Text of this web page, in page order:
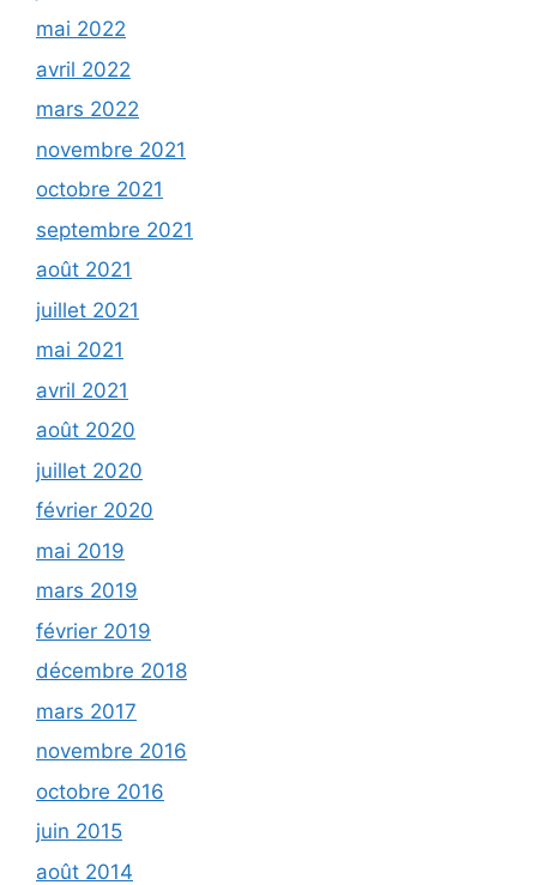
mai 2022
avril 2022
mars 2022
novembre 2021
octobre 2021
septembre 2021
août 2021
juillet 2021
mai 2021
avril 2021
août 2020
juillet 2020
février 2020
mai 2019
mars 2019
février 2019
décembre 2018
mars 2017
novembre 2016
octobre 2016
juin 2015
août 2014